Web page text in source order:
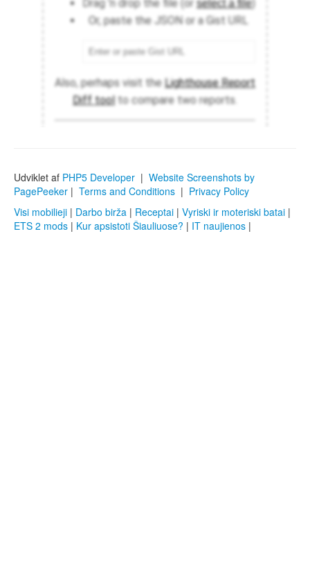
Udviklet af PHP5 Developer | Website Screenshots by
PagePeeker | Terms and Conditions | Privacy Policy
Visi mobilieji | Darbo birža | Receptai | Vyriski ir moteriski batai |
ETS 2 mods | Kur apsistoti Šiauliuose? | IT naujienos |